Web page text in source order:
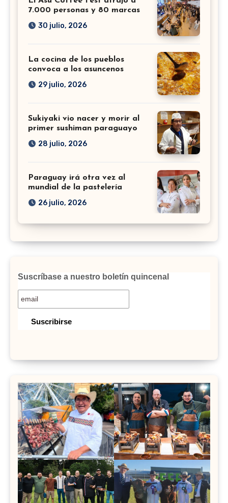
7.000 personas y 80 marcas
30 julio, 2026
La cocina de los pueblos
convoca a los asuncenos
29 julio, 2026
Sukiyaki vio nacer y morir al
primer sushiman paraguayo
28 julio, 2026
Paraguay irá otra vez al
mundial de la pastelería
26 julio, 2026
Suscríbase a nuestro boletín quincenal